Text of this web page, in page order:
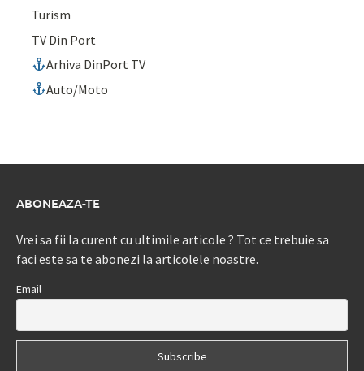
Turism
TV Din Port
Arhiva DinPort TV
Auto/Moto
ABONEAZA-TE
Vrei sa fii la curent cu ultimile articole ? Tot ce trebuie sa
faci este sa te abonezi la articolele noastre.
Email